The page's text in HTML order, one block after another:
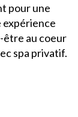
pour une
au coeur
spa privatif.